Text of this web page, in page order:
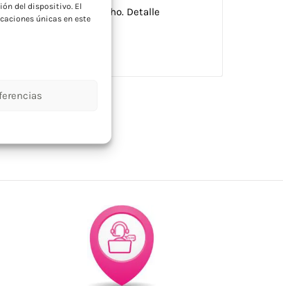
del dispositivo. El
únicas en este
empuñadura de corcho. Detalle
corporativo.